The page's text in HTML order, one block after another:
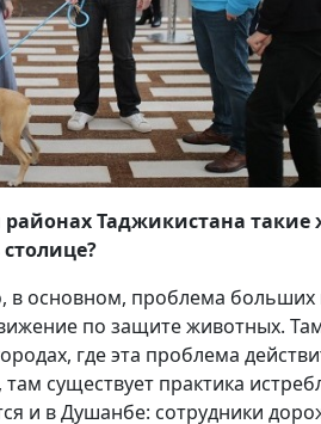
Таджикистана
основном, проблема больших
по защите животных.
где эта проблема
существует практика
и в Душанбе: сотрудники